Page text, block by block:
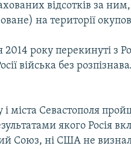
відсотків за
на території
року перекинуті з
війська без
і міста Севастополя
якого Росія
Союз, ні США не